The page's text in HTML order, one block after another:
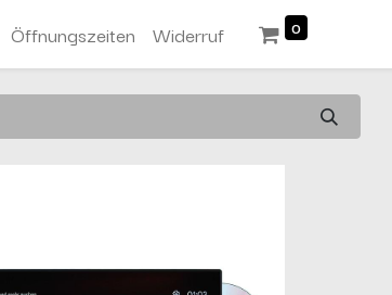
Öffnungszeiten Widerruf 0